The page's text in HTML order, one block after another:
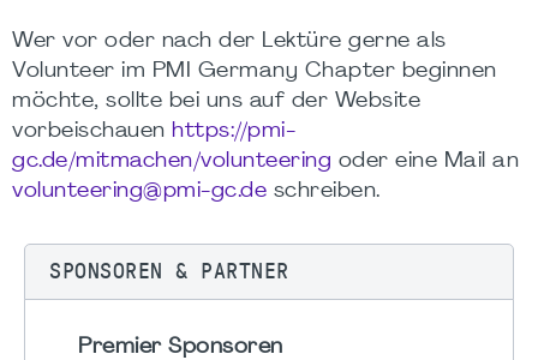
Wer vor oder nach der Lektüre gerne als
Volunteer im PMI Germany Chapter beginnen
möchte, sollte bei uns auf der Website
vorbeischauen https://pmi-
gc.de/mitmachen/volunteering oder eine Mail an
volunteering@pmi-gc.de schreiben.
SPONSOREN & PARTNER
Premier Sponsoren